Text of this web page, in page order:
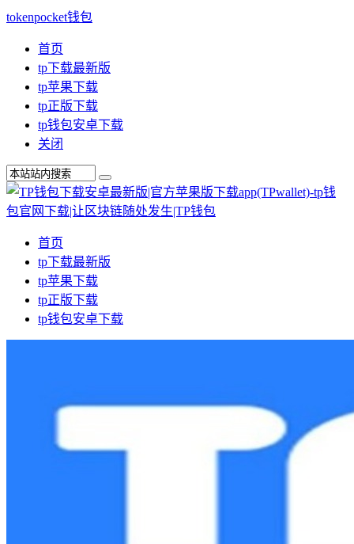
tokenpocket钱包
首页
tp下载最新版
tp苹果下载
tp正版下载
tp钱包安卓下载
关闭
首页
tp下载最新版
tp苹果下载
tp正版下载
tp钱包安卓下载